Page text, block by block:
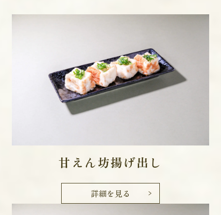
甘えん坊揚げ出し
詳細を見る